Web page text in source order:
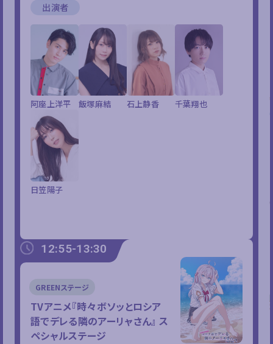
出演者
阿座上洋平 飯塚麻結 石上静香 千葉翔也
日笠陽子
12:55-13:30
GREENステージ
TVアニメ『時々ボソッとロシア
語でデレる隣のアーリャさん』 ス
ペシャルステージ